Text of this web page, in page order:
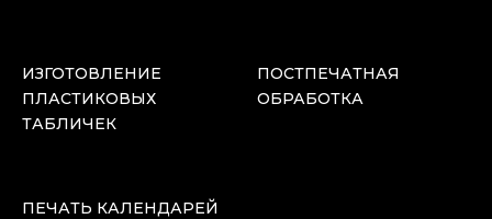
ИЗГОТОВЛЕНИЕ
ПЛАСТИКОВЫХ
ТАБЛИЧЕК
ПОСТПЕЧАТНАЯ
ОБРАБОТКА
ПЕЧАТЬ КАЛЕНДАРЕЙ